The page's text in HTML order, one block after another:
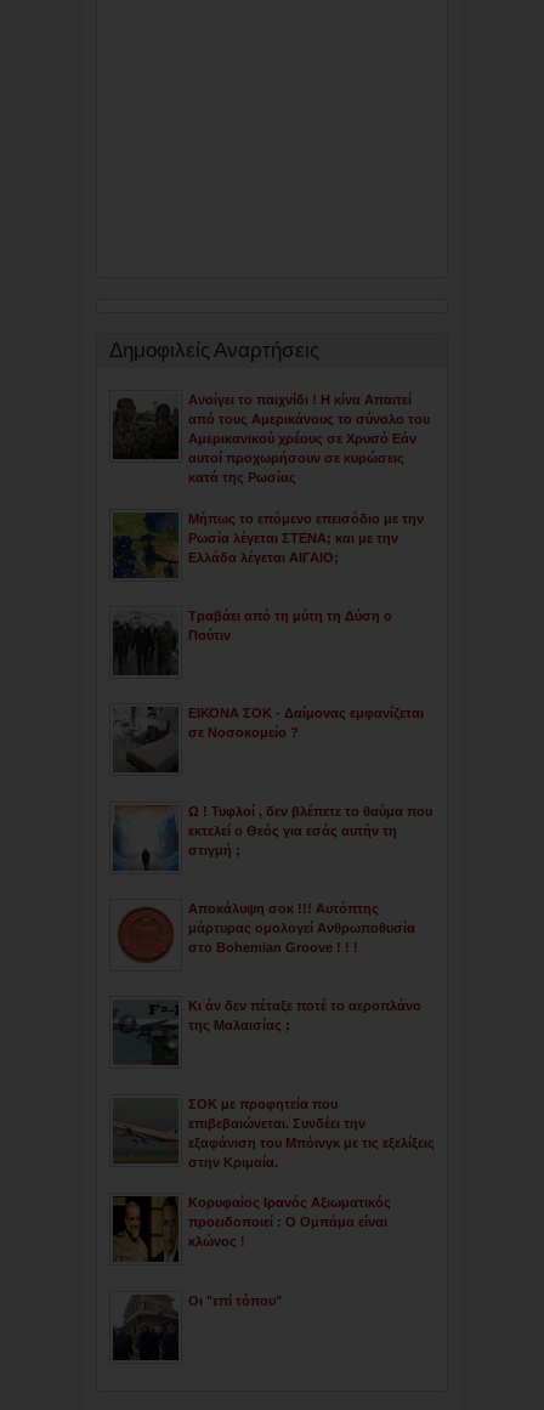
Δημοφιλείς Αναρτήσεις
Ανοίγει το παιχνίδι ! Η κίνα Απαιτεί
από τους Αμερικάνους το σύνολο του
Αμερικανικού χρέους σε Χρυσό Εάν
αυτοί προχωρήσουν σε κυρώσεις
κατά της Ρωσίας
Μήπως το επόμενο επεισόδιο με την
Ρωσία λέγεται ΣΤΕΝΑ; και με την
Ελλάδα λέγεται ΑΙΓΑΙΟ;
Τραβάει από τη μύτη τη Δύση ο
Πούτιν
ΕΙΚΟΝΑ ΣΟΚ - Δαίμονας εμφανίζεται
σε Νοσοκομείο ?
Ω ! Τυφλοί , δεν βλέπετε το θαύμα που
εκτελεί ο Θεός για εσάς αυτήν τη
στιγμή ;
Αποκάλυψη σοκ !!! Αυτόπτης
μάρτυρας ομολογεί Ανθρωποθυσία
στο Bohemian Groove ! ! !
Κι άν δεν πέταξε ποτέ το αεροπλάνο
της Μαλαισίας ;
ΣΟΚ με προφητεία που
επιβεβαιώνεται. Συνδέει την
εξαφάνιση του Μπόινγκ με τις εξελίξεις
στην Κριμαία.
Κορυφαίος Ιρανός Αξιωματικός
προειδοποιεί : Ο Ομπάμα είναι
κλώνος !
Οι "επί τόπου"